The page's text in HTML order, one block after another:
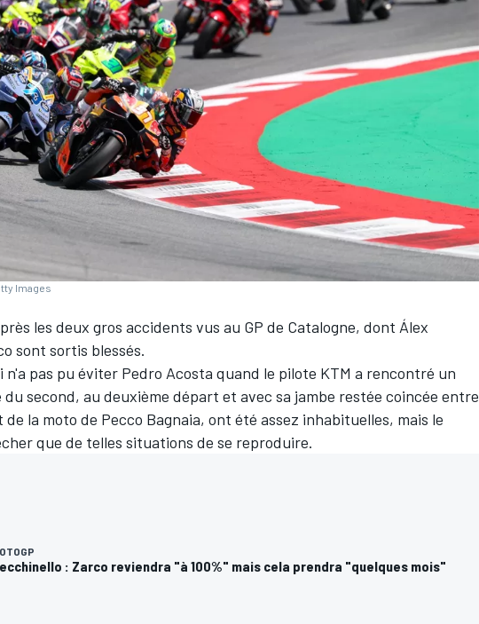
Images
les deux gros accidents vus au GP de Catalogne, dont Álex
sont sortis blessés.
n'a pas pu éviter Pedro Acosta quand le pilote KTM a rencontré un
second, au deuxième départ et avec sa jambe restée coincée entre
de la moto de Pecco Bagnaia, ont été assez inhabituelles, mais le
que de telles situations de se reproduire.
: Zarco reviendra "à 100%" mais cela prendra "quelques mois"